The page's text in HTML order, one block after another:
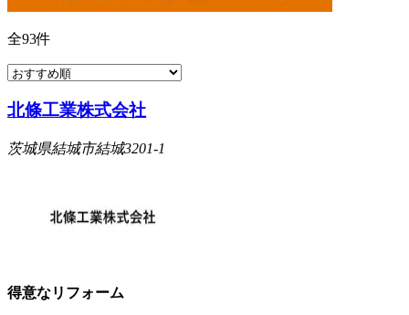
全93件
北條工業株式会社
茨城県結城市結城3201-1
得意なリフォーム